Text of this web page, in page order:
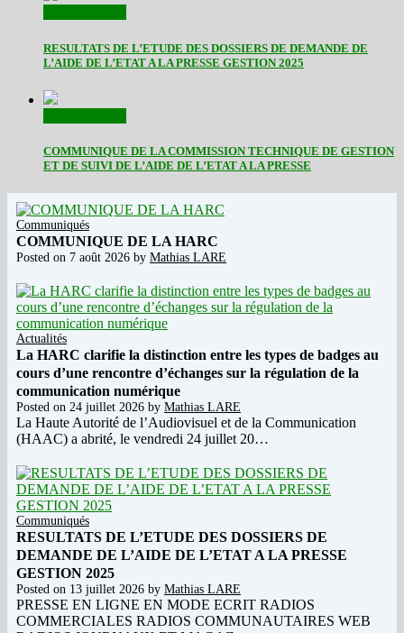
RESULTATS DE L’ETUDE DES DOSSIERS DE DEMANDE DE
L’AIDE DE L’ETAT A LA PRESSE GESTION 2025
COMMUNIQUE DE LA COMMISSION TECHNIQUE DE GESTION
ET DE SUIVI DE L’AIDE DE L’ETAT A LA PRESSE
Communiqués
COMMUNIQUE DE LA HARC
Posted on 7 août 2026 by Mathias LARE
Actualités
La HARC clarifie la distinction entre les types de badges au
cours d’une rencontre d’échanges sur la régulation de la
communication numérique
Posted on 24 juillet 2026 by Mathias LARE
La Haute Autorité de l’Audiovisuel et de la Communication
(HAAC) a abrité, le vendredi 24 juillet 20…
Communiqués
RESULTATS DE L’ETUDE DES DOSSIERS DE
DEMANDE DE L’AIDE DE L’ETAT A LA PRESSE
GESTION 2025
Posted on 13 juillet 2026 by Mathias LARE
PRESSE EN LIGNE EN MODE ECRIT RADIOS
COMMERCIALES RADIOS COMMUNAUTAIRES WEB